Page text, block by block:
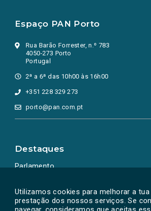
Utilizamos cookies para melhorar a tua
prestação dos nossos serviços. Se
Espaço PAN Porto
Rua Barão Forrester, n.º 783
4050-273 Porto
Portugal
2ª a 6ª das 10h00 às 16h00
+351 228 329 273
porto@pan.com.pt
Destaques
Parlamento